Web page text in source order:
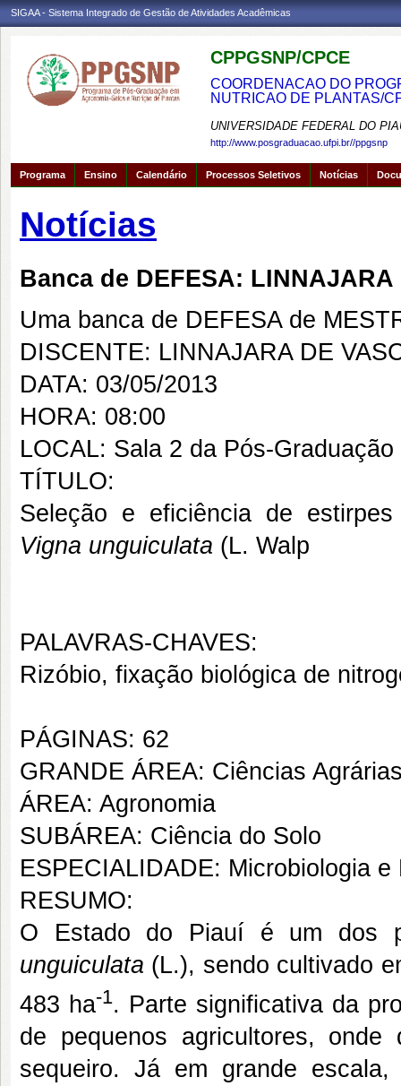
SIGAA - Sistema Integrado de Gestão de Atividades Acadêmicas
CPPGSNP/CPCE
COORDENACAO DO
NUTRICAO DE PLANTAS/
UNIVERSIDADE FEDERAL DO
http://www.posgraduacao.ufpi.br//ppgsnp
Programa Ensino Calendário Processos Seletivos Notícias
Notícias
Banca de DEFESA: LINNAJARA
Uma banca de DEFESA de
DISCENTE: LINNAJARA DE
DATA: 03/05/2013
HORA: 08:00
LOCAL: Sala 2 da Pós-Graduação
TÍTULO:
Seleção e eficiência de
Vigna unguiculata (L. Walp
PALAVRAS-CHAVES:
Rizóbio, fixação biológica de
PÁGINAS: 62
GRANDE ÁREA: Ciências
ÁREA: Agronomia
SUBÁREA: Ciência do Solo
ESPECIALIDADE: Microbiologia
RESUMO:
O Estado do Piauí é um dos
unguiculata (L.), sendo cultivado
483 ha-1. Parte significativa da
de pequenos agricultores,
sequeiro. Já em grande